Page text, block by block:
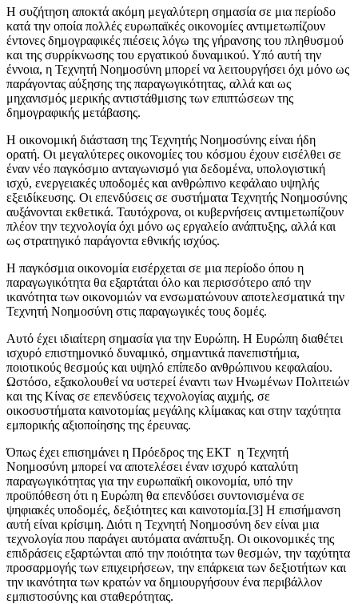
Η συζήτηση αποκτά ακόμη μεγαλύτερη σημασία σε μια περίοδο
κατά την οποία πολλές ευρωπαϊκές οικονομίες αντιμετωπίζουν
έντονες δημογραφικές πιέσεις λόγω της γήρανσης του πληθυσμού
και της συρρίκνωσης του εργατικού δυναμικού. Υπό αυτή την
έννοια, η Τεχνητή Νοημοσύνη μπορεί να λειτουργήσει όχι μόνο ως
παράγοντας αύξησης της παραγωγικότητας, αλλά και ως
μηχανισμός μερικής αντιστάθμισης των επιπτώσεων της
δημογραφικής μετάβασης.
Η οικονομική διάσταση της Τεχνητής Νοημοσύνης είναι ήδη
ορατή. Οι μεγαλύτερες οικονομίες του κόσμου έχουν εισέλθει σε
έναν νέο παγκόσμιο ανταγωνισμό για δεδομένα, υπολογιστική
ισχύ, ενεργειακές υποδομές και ανθρώπινο κεφάλαιο υψηλής
εξειδίκευσης. Οι επενδύσεις σε συστήματα Τεχνητής Νοημοσύνης
αυξάνονται εκθετικά. Ταυτόχρονα, οι κυβερνήσεις αντιμετωπίζουν
πλέον την τεχνολογία όχι μόνο ως εργαλείο ανάπτυξης, αλλά και
ως στρατηγικό παράγοντα εθνικής ισχύος.
Η παγκόσμια οικονομία εισέρχεται σε μια περίοδο όπου η
παραγωγικότητα θα εξαρτάται όλο και περισσότερο από την
ικανότητα των οικονομιών να ενσωματώνουν αποτελεσματικά την
Τεχνητή Νοημοσύνη στις παραγωγικές τους δομές.
Αυτό έχει ιδιαίτερη σημασία για την Ευρώπη. Η Ευρώπη διαθέτει
ισχυρό επιστημονικό δυναμικό, σημαντικά πανεπιστήμια,
ποιοτικούς θεσμούς και υψηλό επίπεδο ανθρώπινου κεφαλαίου.
Ωστόσο, εξακολουθεί να υστερεί έναντι των Ηνωμένων Πολιτειών
και της Κίνας σε επενδύσεις τεχνολογίας αιχμής, σε
οικοσυστήματα καινοτομίας μεγάλης κλίμακας και στην ταχύτητα
εμπορικής αξιοποίησης της έρευνας.
Όπως έχει επισημάνει η Πρόεδρος της ΕΚΤ η Τεχνητή
Νοημοσύνη μπορεί να αποτελέσει έναν ισχυρό καταλύτη
παραγωγικότητας για την ευρωπαϊκή οικονομία, υπό την
προϋπόθεση ότι η Ευρώπη θα επενδύσει συντονισμένα σε
ψηφιακές υποδομές, δεξιότητες και καινοτομία.[3] Η επισήμανση
αυτή είναι κρίσιμη. Διότι η Τεχνητή Νοημοσύνη δεν είναι μια
τεχνολογία που παράγει αυτόματα ανάπτυξη. Οι οικονομικές της
επιδράσεις εξαρτώνται από την ποιότητα των θεσμών, την ταχύτητα
προσαρμογής των επιχειρήσεων, την επάρκεια των δεξιοτήτων και
την ικανότητα των κρατών να δημιουργήσουν ένα περιβάλλον
εμπιστοσύνης και σταθερότητας.